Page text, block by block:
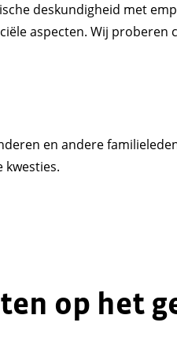
deskundigheid met
aspecten. Wij proberen
en andere
kwesties.
op het